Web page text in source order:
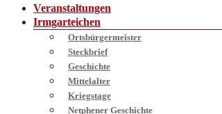
Veranstaltungen
Irmgarteichen
Ortsbürgermeister
Steckbrief
Geschichte
Mittelalter
Kriegstage
Netphener Geschichte